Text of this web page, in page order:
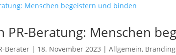
PR-Beratung: Menschen
Berater | 18. November 2023 |Allgemein, Branding